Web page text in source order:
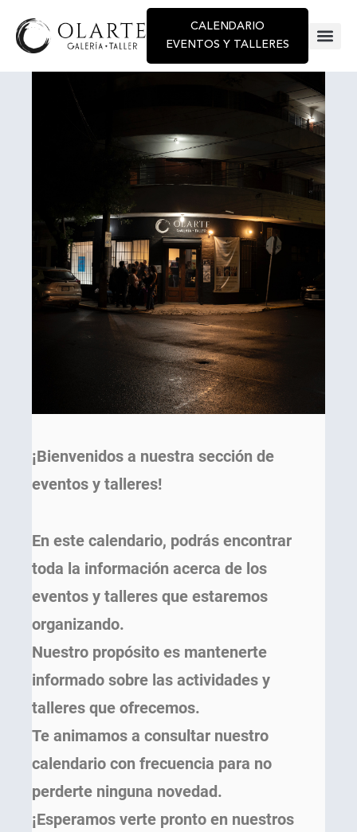
CALENDARIO
EVENTOS Y TALLERES
¡Bienvenidos a nuestra sección de
eventos y talleres!
En este calendario, podrás encontrar
toda la información acerca de los
eventos y talleres que estaremos
organizando.
Nuestro propósito es mantenerte
informado sobre las actividades y
talleres que ofrecemos.
Te animamos a consultar nuestro
calendario con frecuencia para no
perderte ninguna novedad.
¡Esperamos verte pronto en nuestros